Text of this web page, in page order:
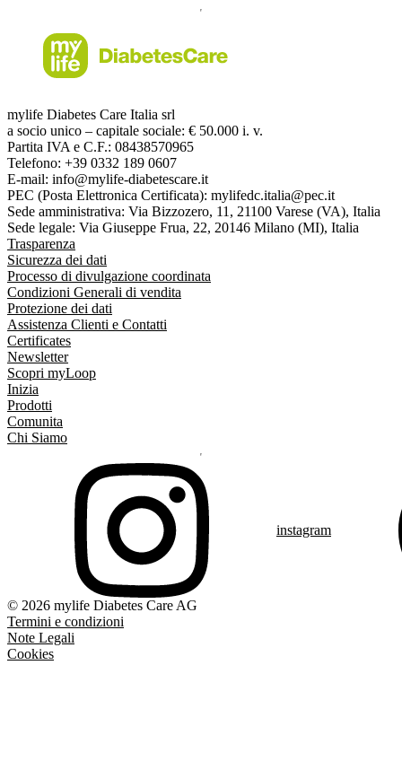
mylife Diabetes Care Italia srl
a socio unico – capitale sociale: € 50.000 i. v.
Partita IVA e C.F.: 08438570965
Telefono: +39 0332 189 0607
E-mail: info@mylife-diabetescare.it
PEC (Posta Elettronica Certificata): mylifedc.italia@pec.it
Sede amministrativa: Via Bizzozero, 11, 21100 Varese (VA), Italia
Sede legale: Via Giuseppe Frua, 22, 20146 Milano (MI), Italia
Trasparenza
Sicurezza dei dati
Processo di divulgazione coordinata
Condizioni Generali di vendita
Protezione dei dati
Assistenza Clienti e Contatti
Certificates
Newsletter
Scopri myLoop
Inizia
Prodotti
Comunita
Chi Siamo
instagram
© 2026 mylife Diabetes Care AG
Termini e condizioni
Note Legali
Cookies